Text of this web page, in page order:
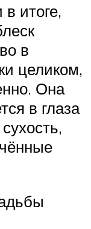
итоге,
в
целиком,
Она
в глаза